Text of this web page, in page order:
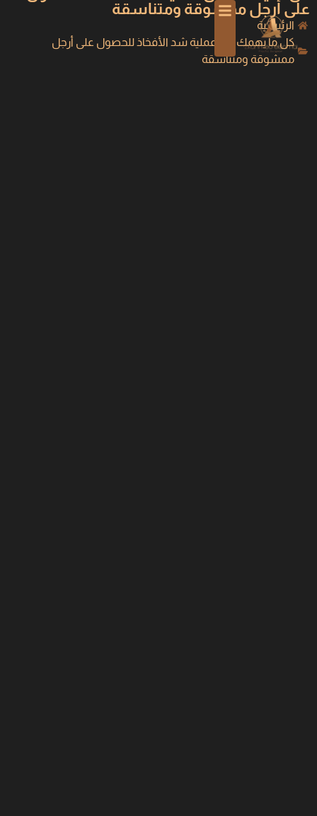
على أرجل ممشوقة ومتناسقة
الرئيسية
كل ما يهمك عن عملية شد الأفخاذ للحصول على أرجل
ممشوقة ومتناسقة